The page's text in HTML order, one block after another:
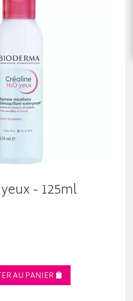
- 125ml
AU PANIER